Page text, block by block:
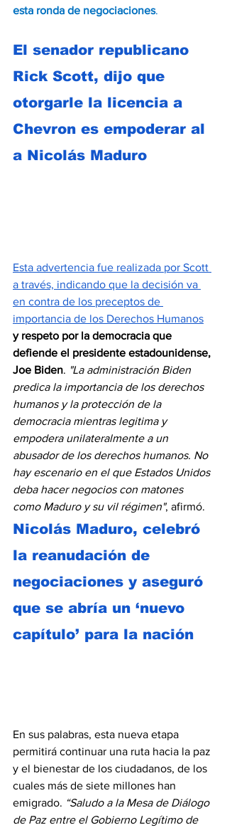
esta ronda de negociaciones.
El senador republicano
Rick Scott, dijo que
otorgarle la licencia a
Chevron es empoderar al
a Nicolás Maduro
Esta advertencia fue realizada por Scott
a través, indicando que la decisión va
en contra de los preceptos de
importancia de los Derechos Humanos
y respeto por la democracia que
defiende el presidente estadounidense,
Joe Biden. "La administración Biden
predica la importancia de los derechos
humanos y la protección de la
democracia mientras legitima y
empodera unilateralmente a un
abusador de los derechos humanos. No
hay escenario en el que Estados Unidos
deba hacer negocios con matones
como Maduro y su vil régimen", afirmó.
Nicolás Maduro, celebró
la reanudación de
negociaciones y aseguró
que se abría un ‘nuevo
capítulo’ para la nación
En sus palabras, esta nueva etapa
permitirá continuar una ruta hacia la paz
y el bienestar de los ciudadanos, de los
cuales más de siete millones han
emigrado. “Saludo a la Mesa de Diálogo
de Paz entre el Gobierno Legítimo de